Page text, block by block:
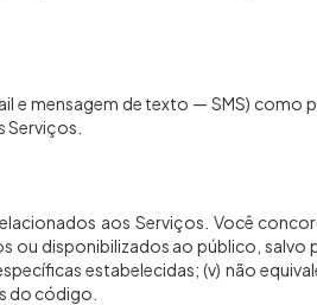
e mensagem de texto — SMS) como
aos Serviços. Você
ou disponibilizados ao público, salvo
estabelecidas; (v) não
do código.